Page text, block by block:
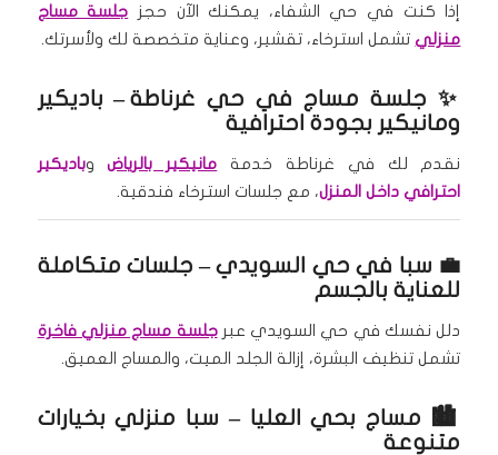
إذا كنت في حي الشفاء، يمكنك الآن حجز جلسة مساج
منزليتشمل استرخاء، تقشير، وعناية متخصصة لك ولأسرتك.
✨ جلسة مساج في حي غرناطة– باديكير
ومانيكير بجودة احترافية
نقدم لك في غرناطة خدمة مانيكير بالرياضوباديكير
احترافي داخل المنزل، مع جلسات استرخاء فندقية.
💼 سبا في حي السويدي– جلسات متكاملة
للعناية بالجسم
دلل نفسك في حي السويدي عبرجلسة مساج منزلي فاخرة
تشمل تنظيف البشرة، إزالة الجلد الميت، والمساج العميق.
🏙️ مساج بحي العليا – سبا منزلي بخيارات
متنوعة